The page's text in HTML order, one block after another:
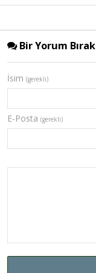
Bir Yorum Bırak
İsim (gerekli)
E-Posta (gerekli)